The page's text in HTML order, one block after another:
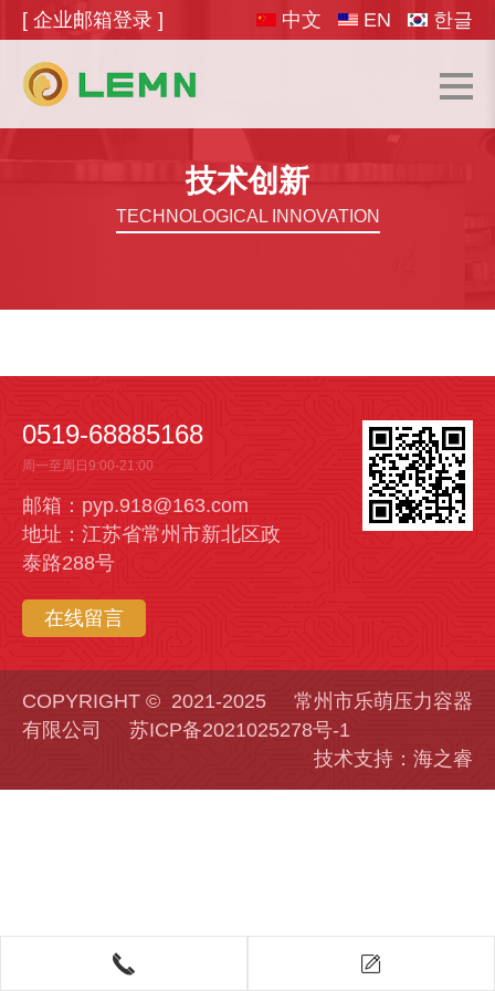
中文 EN 한글
[ 企业邮箱登录 ]
技术创新
TECHNOLOGICAL INNOVATION
0519-68885168
周一至周日9:00-21:00
邮箱：pyp.918@163.com
地址：江苏省常州市新北区政
泰路288号
在线留言
COPYRIGHT © 2021-2025 常州市乐萌压力容器
有限公司 苏ICP备2021025278号-1
技术支持：海之睿